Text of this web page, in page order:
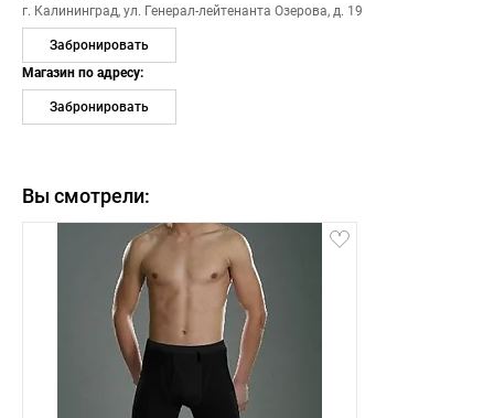
г. Калининград, ул. Генерал-лейтенанта Озерова, д. 19
Забронировать
Магазин по адресу:
Забронировать
Вы смотрели: